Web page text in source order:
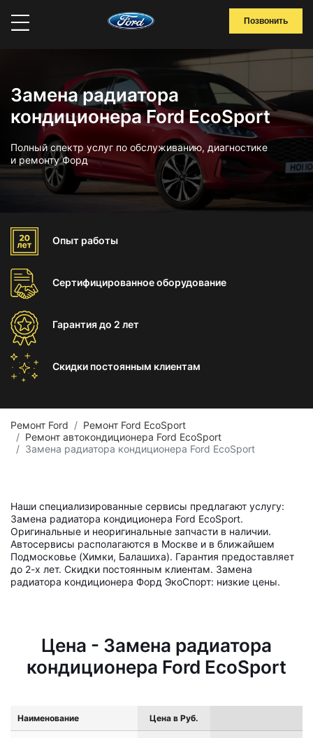
Позвонить
Замена радиатора
кондиционера Ford EcoSport
Полный спектр услуг по обслуживанию, диагностике
и ремонту Форд
Опыт работы
Сертифицированноеоборудование
Гарантиядо 2 лет
Скидки постоянным клиентам
Ремонт Ford
Ремонт Ford EcoSport
Ремонт автокондиционера Ford EcoSport
Замена радиатора кондиционера Ford EcoSport
Наши специализированные сервисы предлагают услугу:
Замена радиатора кондиционера Ford EcoSport.
Оригинальные и неоригинальные запчасти в наличии.
Автосервисы располагаются в Москве и в ближайшем
Подмосковье (Химки, Балашиха). Гарантия предоставляет
до 2-х лет. Скидки постоянным клиентам. Замена
радиатора кондиционера Форд ЭкоСпорт: низкие цены.
Цена - Замена радиатора
кондиционера Ford EcoSport
Наименование Цена в Руб.